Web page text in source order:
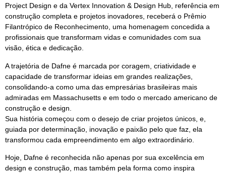
Project Design e da Vertex Innovation & Design Hub, referência em
construção completa e projetos inovadores, receberá o Prêmio
Filantrópico de Reconhecimento, uma homenagem concedida a
profissionais que transformam vidas e comunidades com sua
visão, ética e dedicação.
A trajetória de Dafne é marcada por coragem, criatividade e
capacidade de transformar ideias em grandes realizações,
consolidando-a como uma das empresárias brasileiras mais
admiradas em Massachusetts e em todo o mercado americano de
construção e design.
Sua história começou com o desejo de criar projetos únicos, e,
guiada por determinação, inovação e paixão pelo que faz, ela
transformou cada empreendimento em algo extraordinário.
Hoje, Dafne é reconhecida não apenas por sua excelência em
design e construção, mas também pela forma como inspira